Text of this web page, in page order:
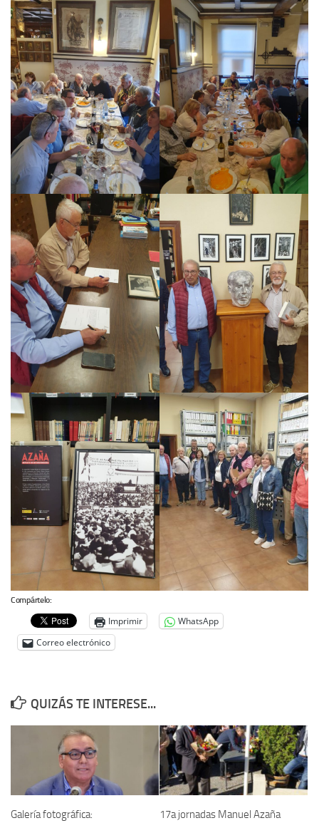
Ochenta años sin Manuel Azaña
Bibliografías
Biblioteca
Catálogo Biblioteca
Catálogo Hemeroteca
Fondo Mario J. Bonilla
Biblioteca-Novedades
Publicaciones destacadas de nuestra hemeroteca
Noticias
Tienda
Compártelo:
Imprimir
WhatsApp
Correo electrónico
QUIZÁS TE INTERESE...
Galería fotográfica: 17a jornadas Manuel Azaña